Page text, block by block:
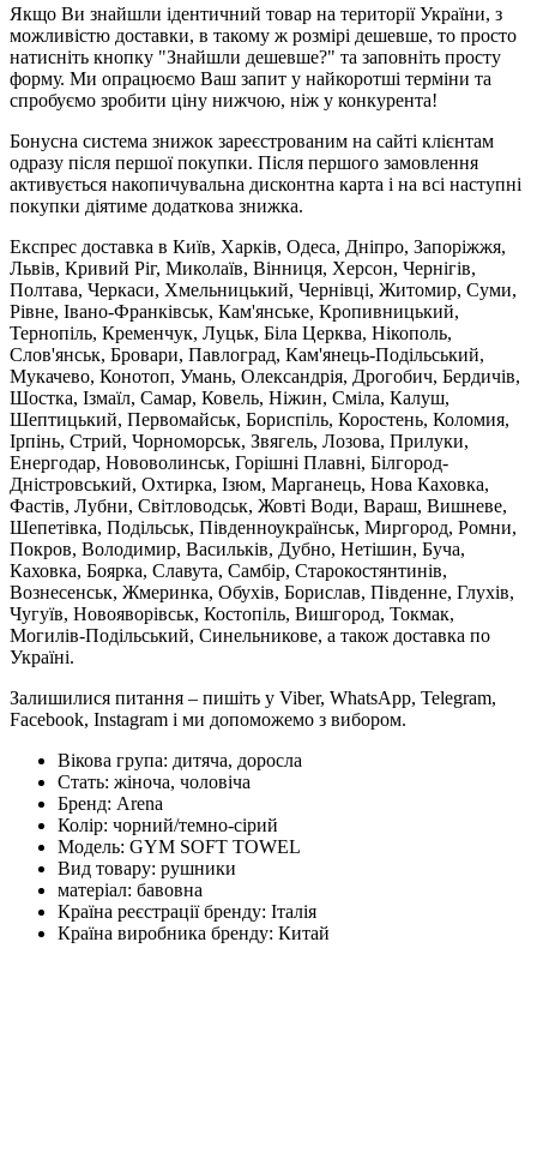
Якщо Ви знайшли ідентичний товар на території України, з
можливістю доставки, в такому ж розмірі дешевше, то просто
натисніть кнопку "Знайшли дешевше?" та заповніть просту
форму. Ми опрацюємо Ваш запит у найкоротші терміни та
спробуємо зробити ціну нижчою, ніж у конкурента!
Бонусна система знижок зареєстрованим на сайті клієнтам
одразу після першої покупки. Після першого замовлення
активується накопичувальна дисконтна карта і на всі наступні
покупки діятиме додаткова знижка.
Експрес доставка в Київ, Харків, Одеса, Дніпро, Запоріжжя,
Львів, Кривий Ріг, Миколаїв, Вінниця, Херсон, Чернігів,
Полтава, Черкаси, Хмельницький, Чернівці, Житомир, Суми,
Рівне, Івано-Франківськ, Кам'янське, Кропивницький,
Тернопіль, Кременчук, Луцьк, Біла Церква, Нікополь,
Слов'янськ, Бровари, Павлоград, Кам'янець-Подільський,
Мукачево, Конотоп, Умань, Олександрія, Дрогобич, Бердичів,
Шостка, Ізмаїл, Самар, Ковель, Ніжин, Сміла, Калуш,
Шептицький, Первомайськ, Бориспіль, Коростень, Коломия,
Ірпінь, Стрий, Чорноморськ, Звягель, Лозова, Прилуки,
Енергодар, Нововолинськ, Горішні Плавні, Білгород-
Дністровський, Охтирка, Ізюм, Марганець, Нова Каховка,
Фастів, Лубни, Світловодськ, Жовті Води, Вараш, Вишневе,
Шепетівка, Подільськ, Південноукраїнськ, Миргород, Ромни,
Покров, Володимир, Васильків, Дубно, Нетішин, Буча,
Каховка, Боярка, Славута, Самбір, Старокостянтинів,
Вознесенськ, Жмеринка, Обухів, Борислав, Південне, Глухів,
Чугуїв, Новояворівськ, Костопіль, Вишгород, Токмак,
Могилів-Подільський, Синельникове, а також доставка по
Україні.
Залишилися питання – пишіть у Viber, WhatsApp, Telegram,
Facebook, Instagram і ми допоможемо з вибором.
Вікова група: дитяча, доросла
Стать: жіноча, чоловіча
Бренд: Arena
Колір: чорний/темно-сірий
Модель: GYM SOFT TOWEL
Вид товару: рушники
матеріал: бавовна
Країна реєстрації бренду: Італія
Країна виробника бренду: Китай